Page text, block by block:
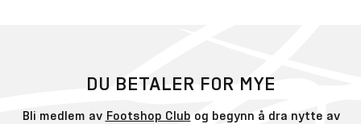
DU BETALER FOR MYE
Bli medlem av Footshop Club og begynn å dra nytte av